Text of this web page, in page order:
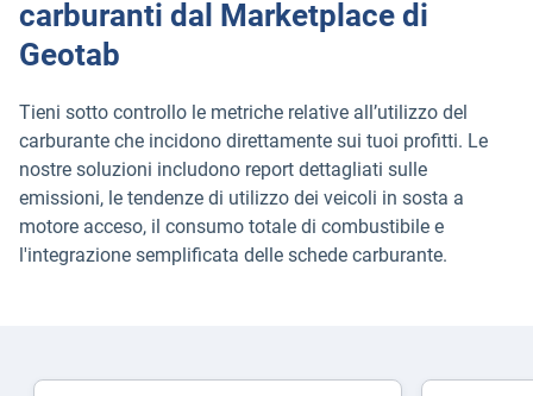
carburanti dal Marketplace di
Geotab
Tieni sotto controllo le metriche relative all’utilizzo del
carburante che incidono direttamente sui tuoi profitti. Le
nostre soluzioni includono report dettagliati sulle
emissioni, le tendenze di utilizzo dei veicoli in sosta a
motore acceso, il consumo totale di combustibile e
l'integrazione semplificata delle schede carburante.